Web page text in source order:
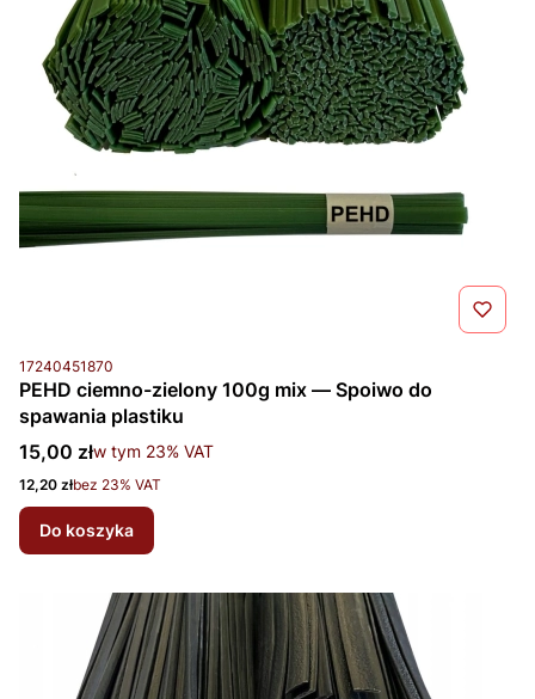
Kod produktu
17240451870
PEHD ciemno-zielony 100g mix — Spoiwo do
spawania plastiku
Cena brutto
15,00 złw tym %s VAT
w tym 23% VAT
Cena netto
12,20 złbez 23% VAT
Do koszyka